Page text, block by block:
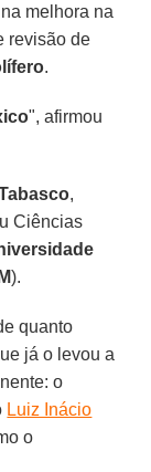
melhora na
revisão de
.
", afirmou
,
Ciências
).
quanto
já o levou a
o
Luiz Inácio
o